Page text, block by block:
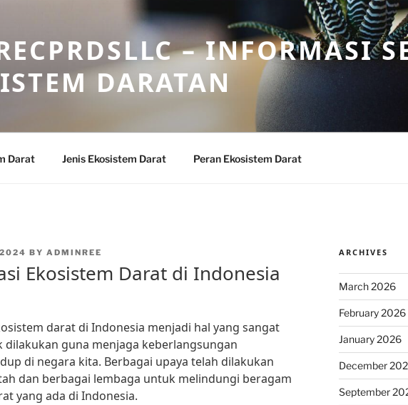
– INFORMASI
DARATAN
Darat Jenis Ekosistem Darat Peran Ekosistem Darat
BY ADMINREE
Ekosistem Darat di Indonesia
darat di Indonesia menjadi hal yang sangat
guna menjaga keberlangsungan
di negara kita. Berbagai upaya telah dilakukan
dan berbagai lembaga untuk melindungi beragam
yang ada di Indonesia.
ARCHIVES
March 2026
February 2026
January 2026
December
September